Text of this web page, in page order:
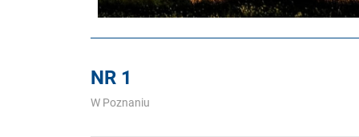
NR 1
W Poznaniu